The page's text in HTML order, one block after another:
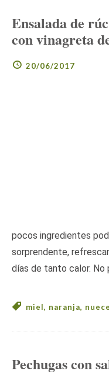
Ensalada de
con vinagreta
20/06/2017
pocos ingredientes
sorprendente,
días de tanto calor. No
miel, naranja,
Pechugas con